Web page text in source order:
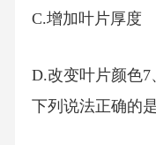
C.增加叶片厚度
D.改变叶片颜色7
下列说法正确的